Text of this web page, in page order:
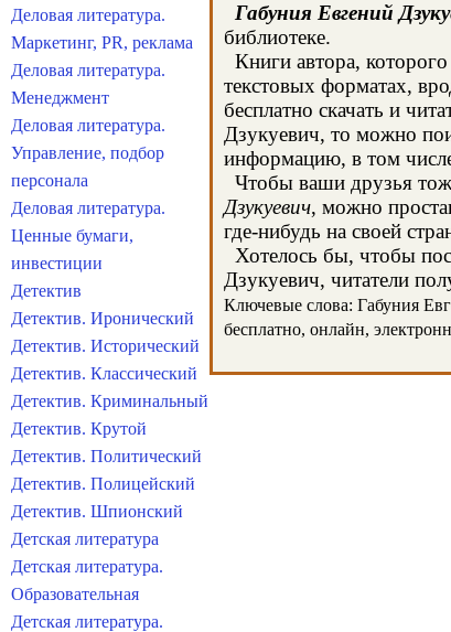
Габуния Евгений
библиотеке.
Книги автора,
текстовых форматах,
бесплатно скачать и
Дзукуевич, то можно
информацию, в том
Чтобы ваши друзья
Дзукуевич, можно
где-нибудь на своей
Хотелось бы, чтобы
Дзукуевич, читатели
Ключевые слова: Габуния
бесплатно, онлайн,
Деловая литература.
Маркетинг, PR, реклама
Деловая литература.
Менеджмент
Деловая литература.
Управление, подбор
персонала
Деловая литература.
Ценные бумаги,
инвестиции
Детектив
Детектив. Иронический
Детектив. Исторический
Детектив. Классический
Детектив. Криминальный
Детектив. Крутой
Детектив. Политический
Детектив. Полицейский
Детектив. Шпионский
Детская литература
Детская литература.
Образовательная
Детская литература.